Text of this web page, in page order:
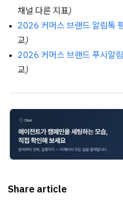
채널 다른 지표)
2026 커머스 브랜드 알림톡
교)
2026 커머스 브랜드 푸시알
교)
Share article